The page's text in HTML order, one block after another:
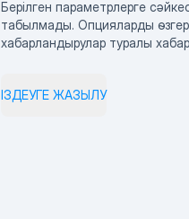
Берілген параметрлерге
табылмады. Опцияларды
хабарландырулар туралы
ІЗДЕУГЕ ЖАЗЫЛУ